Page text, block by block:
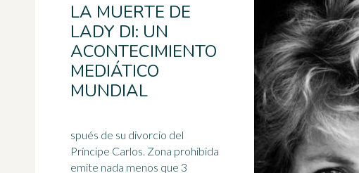
LA MUERTE DE
LADY DI: UN
ACONTECIMIENTO
MEDIÁTICO
MUNDIAL
spués de su divorcio del
Príncipe Carlos. Zona prohibida
emite nada menos que 3